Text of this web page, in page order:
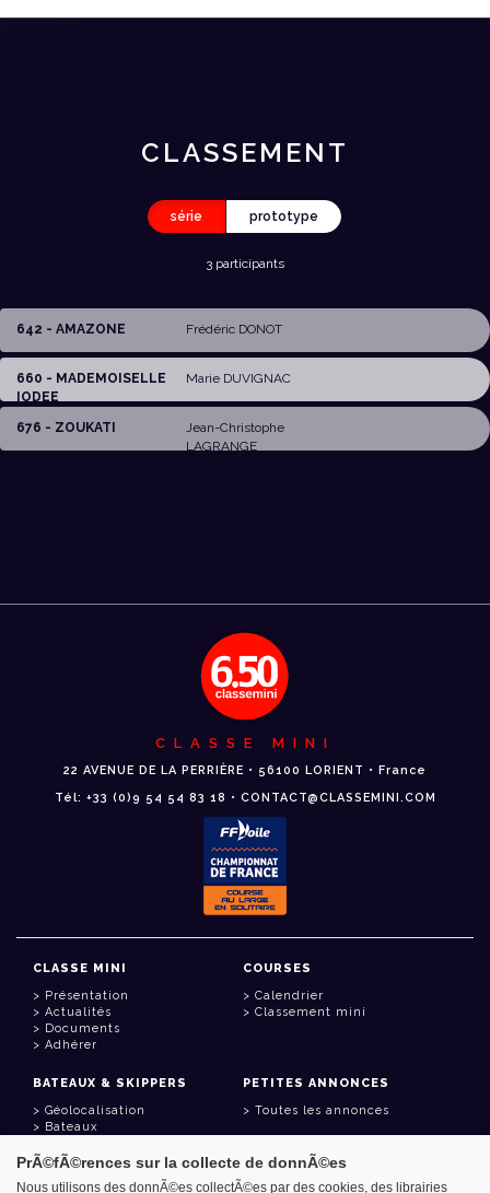
CLASSEMENT
série prototype
3 participants
642 - AMAZONE Frédéric DONOT
660 - MADEMOISELLE
IODEE
Marie DUVIGNAC
676 - ZOUKATI
Jean-Christophe
LAGRANGE
CLASSE MINI
22 AVENUE DE LA PERRIÈRE • 56100 LORIENT • France
Tél: +33 (0)9 54 54 83 18 • CONTACT@CLASSEMINI.COM
CLASSE MINI
Présentation
Actualités
Documents
Adhérer
COURSES
Calendrier
Classement mini
BATEAUX & SKIPPERS
Géolocalisation
Bateaux
PETITES ANNONCES
Toutes les annonces
LIENS UTILES
PrÃ©fÃ©rences sur la collecte de donnÃ©es
Nous utilisons des donnÃ©es collectÃ©es par des cookies, des librairies